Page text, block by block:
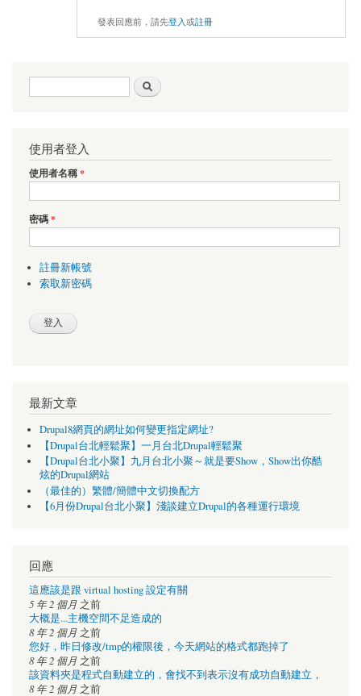
發表回應前，請先登入或註冊
搜尋表單
使用者登入
使用者名稱*
密碼*
註冊新帳號
索取新密碼
最新文章
Drupal8網頁的網址如何變更指定網址?
【Drupal台北輕鬆聚】一月台北Drupal輕鬆聚
【Drupal台北小聚】九月台北小聚～就是要Show，Show出你酷
炫的Drupal網站
（最佳的）繁體/簡體中文切換配方
【6月份Drupal台北小聚】淺談建立Drupal的各種運行環境
回應
這應該是跟 virtual hosting 設定有關
5 年 2 個月 之前
大概是...主機空間不足造成的
8 年 2 個月 之前
您好，昨日修改/tmp的權限後，今天網站的格式都跑掉了
8 年 2 個月 之前
該資料夾是程式自動建立的，會找不到表示沒有成功自動建立，
8 年 2 個月 之前